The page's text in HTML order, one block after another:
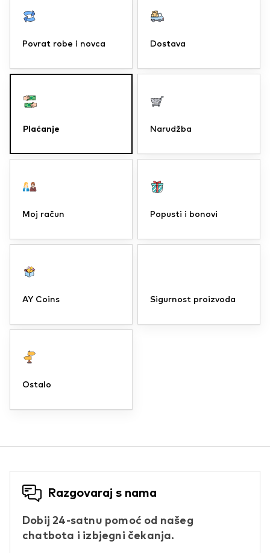
Povrat robe i novca Dostava
Plaćanje Narudžba
Moj račun Popusti i bonovi
AY Coins Sigurnost proizvoda
Ostalo
Razgovaraj s nama
Dobij 24-satnu pomoć od našeg
chatbota i izbjegni čekanja.